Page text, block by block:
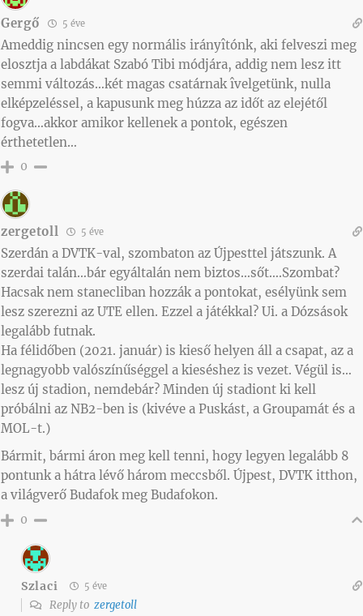
Gergő 5 éve
Ameddig nincsen egy normális irányîtónk, aki felveszi meg
elosztja a labdákat Szabó Tibi módjára, addig nem lesz itt
semmi változás…két magas csatárnak îvelgetünk, nulla
elképzeléssel, a kapusunk meg húzza az időt az elejétől
fogva…akkor amikor kellenek a pontok, egészen
érthetetlen…
0
zergetoll 5 éve
Szerdán a DVTK-val, szombaton az Újpesttel játszunk. A
szerdai talán…bár egyáltalán nem biztos…sőt….Szombat?
Hacsak nem stanecliban hozzák a pontokat, esélyünk sem
lesz szerezni az UTE ellen. Ezzel a játékkal? Ui. a Dózsások
legalább futnak.
Ha félidőben (2021. január) is kieső helyen áll a csapat, az a
legnagyobb valószínűséggel a kieséshez is vezet. Végül is…
lesz új stadion, nemdebár? Minden új stadiont ki kell
próbálni az NB2-ben is (kivéve a Puskást, a Groupamát és a
MOL-t.)
Bármit, bármi áron meg kell tenni, hogy legyen legalább 8
pontunk a hátra lévő három meccsből. Újpest, DVTK itthon,
a világverő Budafok meg Budafokon.
0
Szlaci 5 éve
Reply to zergetoll